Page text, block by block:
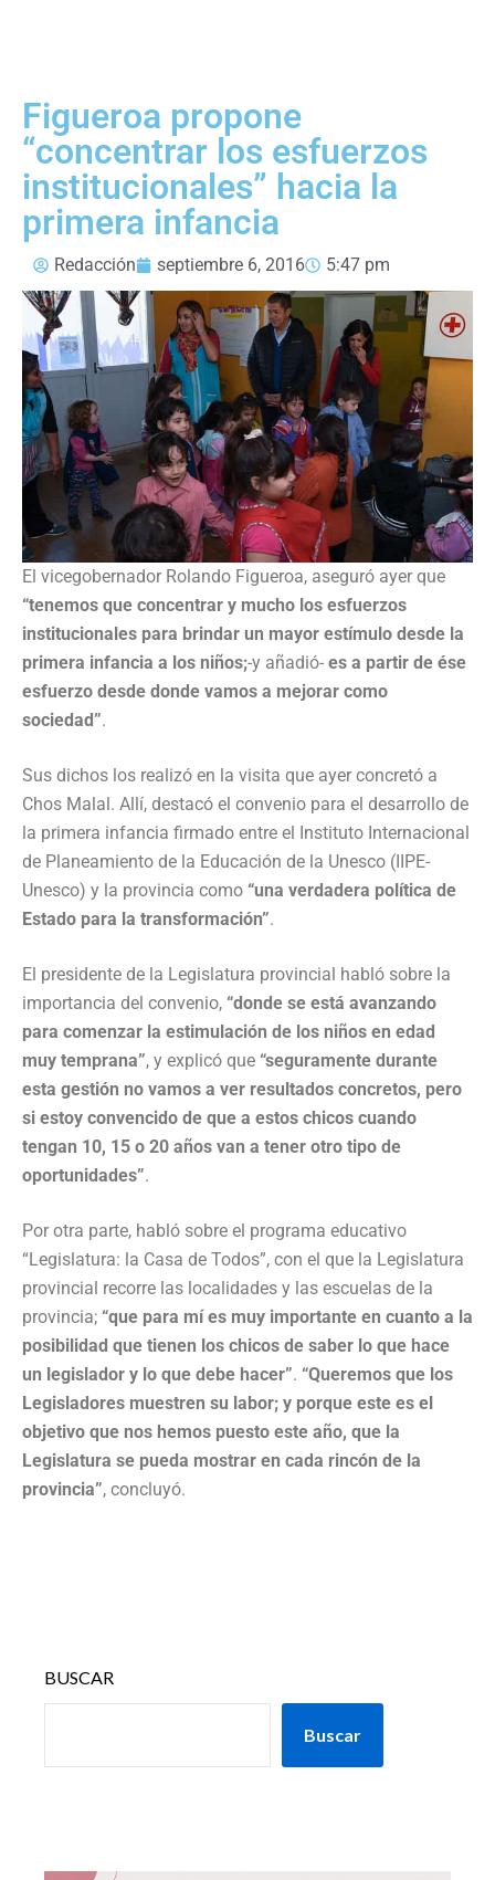
Figueroa propone
“concentrar los esfuerzos
institucionales” hacia la
primera infancia
Redacción septiembre 6, 2016 5:47 pm
El vicegobernador Rolando Figueroa, aseguró ayer que
“tenemos que concentrar y mucho los esfuerzos
institucionales para brindar un mayor estímulo desde la
primera infancia a los niños;-y añadió- es a partir de ése
esfuerzo desde donde vamos a mejorar como
sociedad”.
Sus dichos los realizó en la visita que ayer concretó a
Chos Malal. Allí, destacó el convenio para el desarrollo de
la primera infancia firmado entre el Instituto Internacional
de Planeamiento de la Educación de la Unesco (IIPE-
Unesco) y la provincia como “una verdadera política de
Estado para la transformación”.
El presidente de la Legislatura provincial habló sobre la
importancia del convenio, “donde se está avanzando
para comenzar la estimulación de los niños en edad
muy temprana”, y explicó que “seguramente durante
esta gestión no vamos a ver resultados concretos, pero
si estoy convencido de que a estos chicos cuando
tengan 10, 15 o 20 años van a tener otro tipo de
oportunidades”.
Por otra parte, habló sobre el programa educativo
“Legislatura: la Casa de Todos”, con el que la Legislatura
provincial recorre las localidades y las escuelas de la
provincia; “que para mí es muy importante en cuanto a la
posibilidad que tienen los chicos de saber lo que hace
un legislador y lo que debe hacer”. “Queremos que los
Legisladores muestren su labor; y porque este es el
objetivo que nos hemos puesto este año, que la
Legislatura se pueda mostrar en cada rincón de la
provincia”, concluyó.
BUSCAR
Buscar